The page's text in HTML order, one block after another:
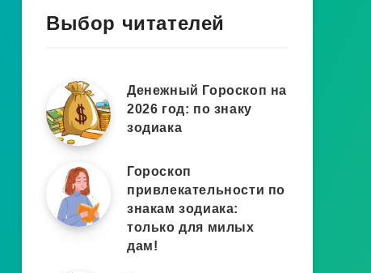
Выбор читателей
Денежный Гороскоп на
2026 год: по знаку
зодиака
Гороскоп
привлекательности по
знакам зодиака:
только для милых
дам!